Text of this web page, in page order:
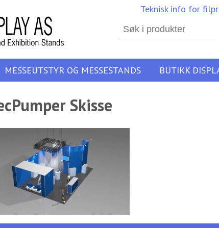
Search
for:
Teknisk info for
MESSEUTSTYR OG MESSESTANDS BUTIKK
Skisse